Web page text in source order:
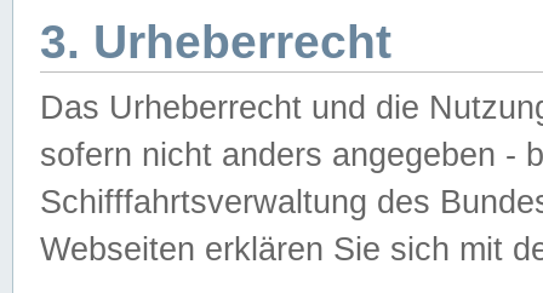
3. Urheberrecht
Das Urheberrecht und die
sofern nicht anders angegeben -
Schifffahrtsverwaltung des
Webseiten erklären Sie sich mit